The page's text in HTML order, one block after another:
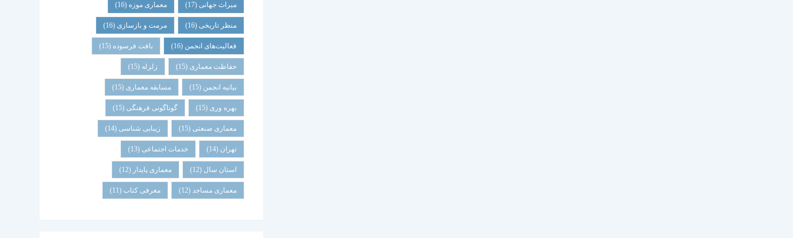
میراث جهانی(17) معماری موزه (16)
منظر تاریخی(16) مرمت و بازسازی(16)
فعالیت‌های انجمن (16) بافت فرسوده (15)
حفاظت معماری (15) زلزله (15)
بیانیه انجمن (15) مسابقه معماری (15)
بهره وری (15) گوناگونی فرهنگی (15)
معماری صنعتی (15) زیبایی شناسی (14)
تهران (14) خدمات اجتماعی (13)
استان سال (12) معماری پایدار (12)
معماری مساجد(12) معرفی کتاب (11)